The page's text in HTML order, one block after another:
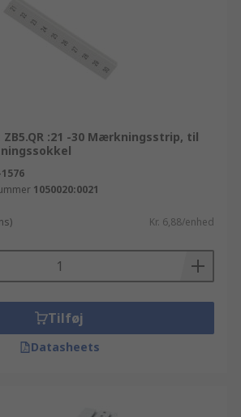
:21 -30 Mærkningsstrip, til
1050020:0021
Kr. 6,88/enhed
Tilføj
Datasheets